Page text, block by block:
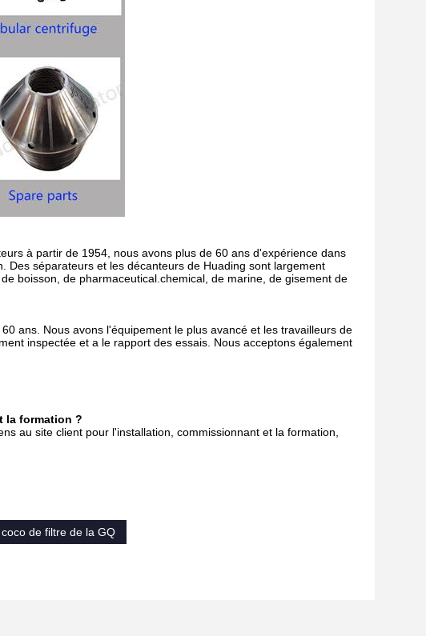
à partir de 1954, nous avons plus de 60 ans d'expérience dans
Des séparateurs et les décanteurs de Huading sont largement
boisson, de pharmaceutical.chemical, de marine, de gisement de
ans. Nous avons l'équipement le plus avancé et les travailleurs de
inspectée et a le rapport des essais. Nous acceptons également
la formation ?
au site client pour l'installation, commissionnant et la formation,
de filtre de la GQ